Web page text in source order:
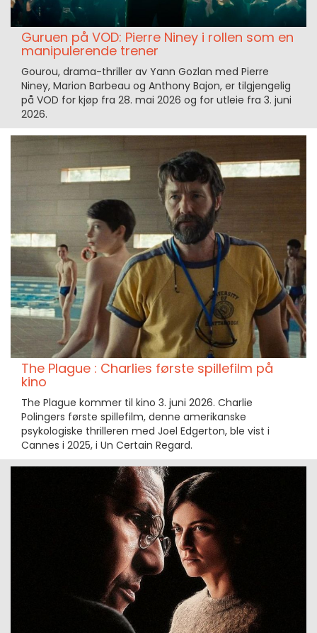
Guruen på VOD: Pierre Niney i rollen som en
manipulerende trener
Gourou, drama-thriller av Yann Gozlan med Pierre
Niney, Marion Barbeau og Anthony Bajon, er tilgjengelig
på VOD for kjøp fra 28. mai 2026 og for utleie fra 3. juni
2026.
The Plague : Charlies første spillefilm på
kino
The Plague kommer til kino 3. juni 2026. Charlie
Polingers første spillefilm, denne amerikanske
psykologiske thrilleren med Joel Edgerton, ble vist i
Cannes i 2025, i Un Certain Regard.